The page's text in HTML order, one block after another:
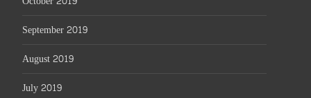
September 2019
August 2019
July 2019